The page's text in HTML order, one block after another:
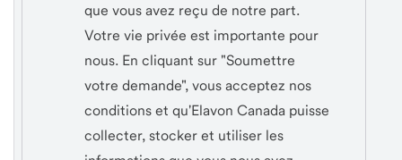
que vous avez reçu de notre part.
Votre vie privée est importante pour
nous. En cliquant sur "Soumettre
votre demande", vous acceptez nos
conditions et qu'Elavon Canada puisse
collecter, stocker et utiliser les